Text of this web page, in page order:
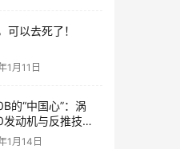
可以去死了！
1月11日
的“中国心”：涡
动机与反推技术
！
1月14日